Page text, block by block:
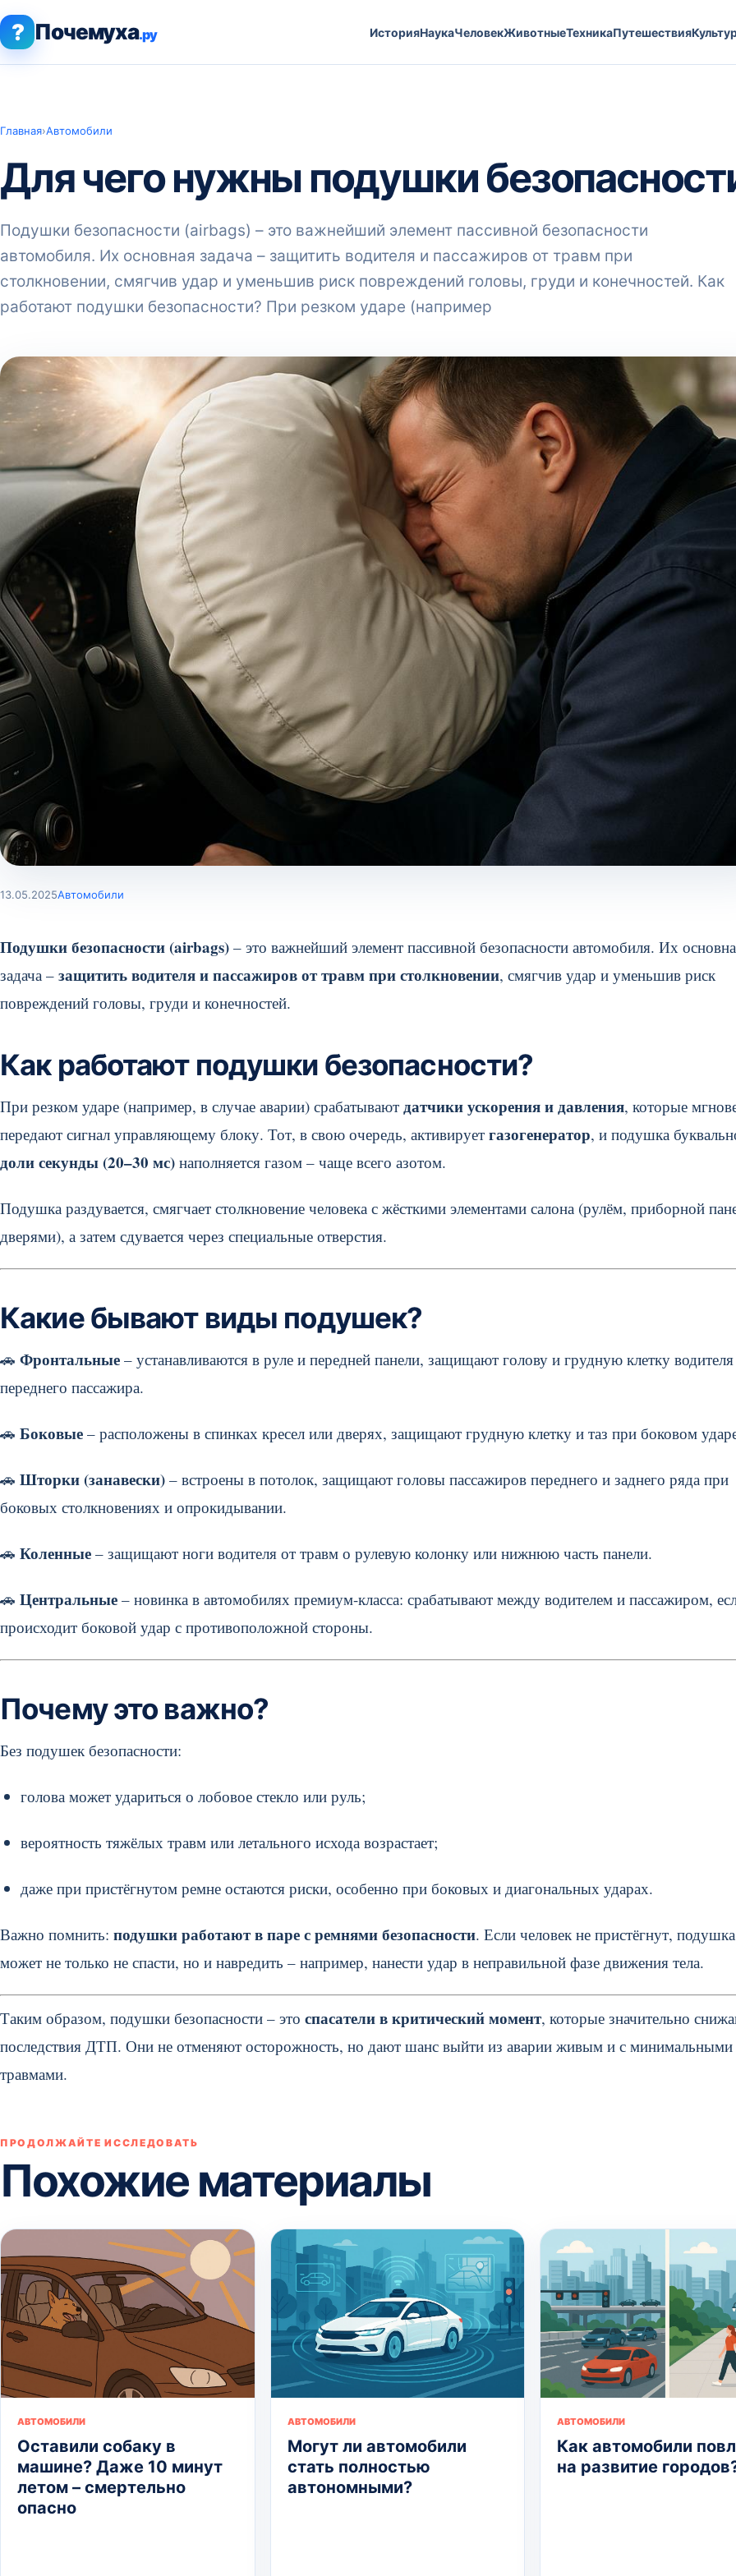
? Почемуха.ру ИсторияНаукаЧеловекЖивотныеТехникаПутешествия
Главная›Автомобили
Для чего нужны подушки
Подушки безопасности (airbags) – это важнейший элемент пассивной безопасности
автомобиля. Их основная задача – защитить водителя и пассажиров от травм при
столкновении, смягчив удар и уменьшив риск повреждений головы, груди и конечностей. Как
работают подушки безопасности? При резком ударе (например
13.05.2025Автомобили
Подушки безопасности (airbags) – это важнейший элемент пассивной безопасности автомобиля. Их
задача – защитить водителя и пассажиров от травм при столкновении, смягчив удар и уменьшив риск
повреждений головы, груди и конечностей.
Как работают подушки безопасности?
При резком ударе (например, в случае аварии) срабатывают датчики ускорения и давления, которые
передают сигнал управляющему блоку. Тот, в свою очередь, активирует газогенератор, и подушка
доли секунды (20–30 мс) наполняется газом – чаще всего азотом.
Подушка раздувается, смягчает столкновение человека с жёсткими элементами салона (рулём, приборной
дверями), а затем сдувается через специальные отверстия.
Какие бывают виды подушек?
🚗 Фронтальные – устанавливаются в руле и передней панели, защищают голову и грудную клетку
переднего пассажира.
🚗 Боковые – расположены в спинках кресел или дверях, защищают грудную клетку и таз при боковом
🚗 Шторки (занавески) – встроены в потолок, защищают головы пассажиров переднего и заднего ряда при
боковых столкновениях и опрокидывании.
🚗 Коленные – защищают ноги водителя от травм о рулевую колонку или нижнюю часть панели.
🚗 Центральные – новинка в автомобилях премиум-класса: срабатывают между водителем и пассажиром,
происходит боковой удар с противоположной стороны.
Почему это важно?
Без подушек безопасности:
голова может удариться о лобовое стекло или руль;
вероятность тяжёлых травм или летального исхода возрастает;
даже при пристёгнутом ремне остаются риски, особенно при боковых и диагональных ударах.
Важно помнить: подушки работают в паре с ремнями безопасности. Если человек не пристёгнут, подушка
может не только не спасти, но и навредить – например, нанести удар в неправильной фазе движения тела.
Таким образом, подушки безопасности – это спасатели в критический момент, которые значительно
последствия ДТП. Они не отменяют осторожность, но дают шанс выйти из аварии живым и с минимальными
травмами.
ПРОДОЛЖАЙТЕ ИССЛЕДОВАТЬ
Похожие материалы
АВТОМОБИЛИ
Оставили собаку в
машине? Даже 10 минут
летом – смертельно
опасно
АВТОМОБИЛИ
Могут ли автомобили
стать полностью
автономными?
АВТОМОБИЛИ
Как автомобили
на развитие